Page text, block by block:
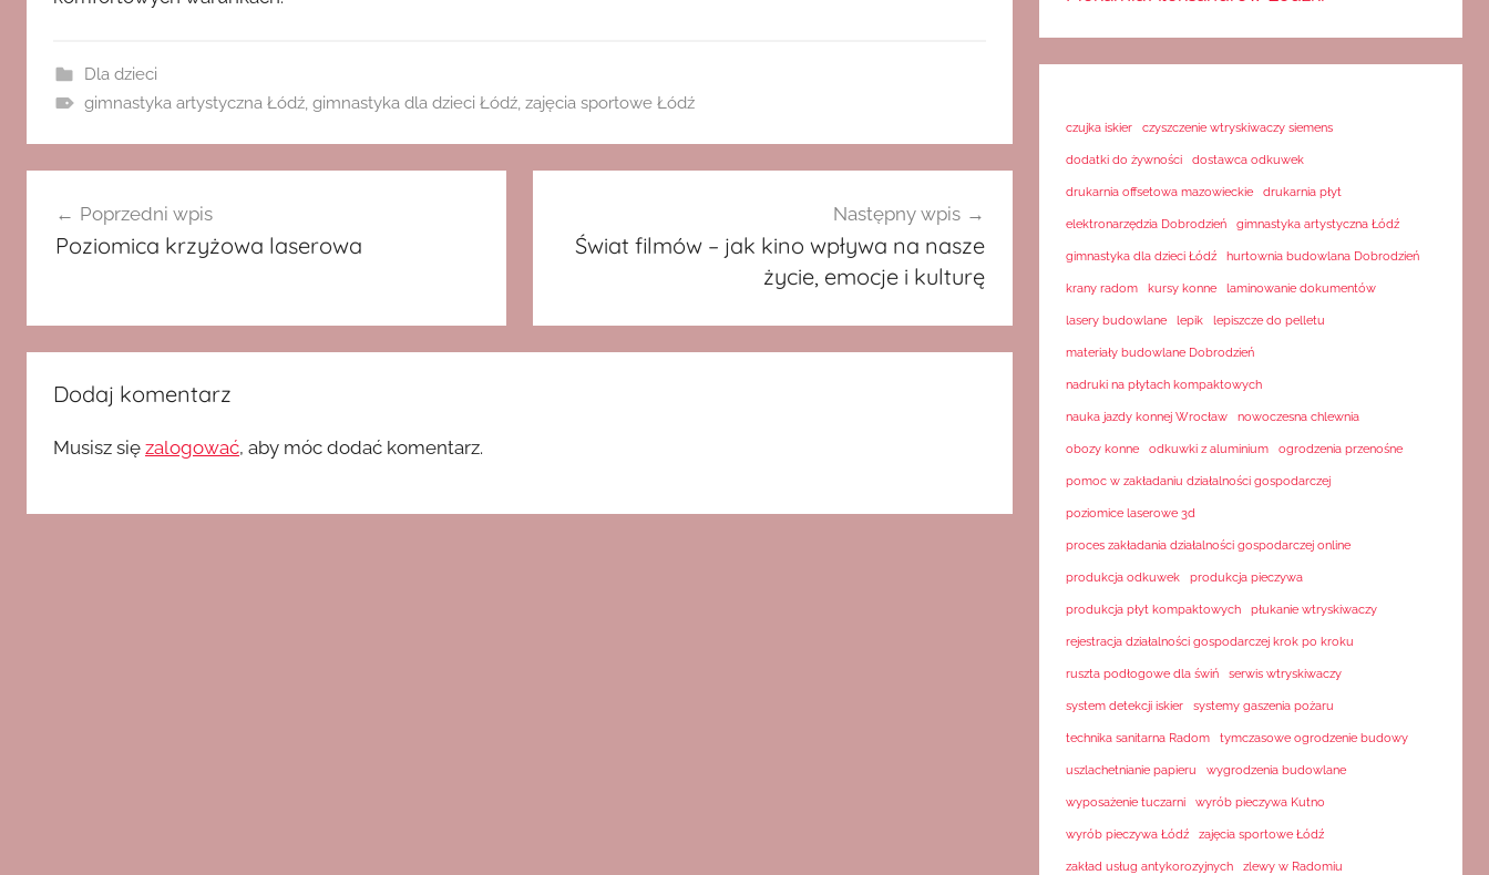
Dla dzieci
gimnastyka artystyczna Łódź, gimnastyka dla dzieci Łódź, zajęcia sportowe Łódź
wpisuPoprzedni wpis
Poziomica krzyżowa laserowa
Następny wpis
Świat filmów – jak kino wpływa na nasze
życie, emocje i kulturę
Dodaj komentarz
Musisz się zalogować, aby móc dodać komentarz.
czujka iskier czyszczenie wtryskiwaczy siemens
dodatki do żywności dostawca odkuwek
drukarnia offsetowa mazowieckie drukarnia płyt
elektronarzędzia Dobrodzień gimnastyka artystyczna Łódź
gimnastyka dla dzieci Łódź hurtownia budowlana Dobrodzień
krany radom kursy konne laminowanie dokumentów
lasery budowlane lepik lepiszcze do pelletu
materiały budowlane Dobrodzień
nadruki na płytach kompaktowych
nauka jazdy konnej Wrocław nowoczesna chlewnia
obozy konne odkuwki z aluminium ogrodzenia przenośne
pomoc w zakładaniu działalności gospodarczej
poziomice laserowe 3d
proces zakładania działalności gospodarczej online
produkcja odkuwek produkcja pieczywa
produkcja płyt kompaktowych płukanie wtryskiwaczy
rejestracja działalności gospodarczej krok po kroku
ruszta podłogowe dla świń serwis wtryskiwaczy
system detekcji iskier systemy gaszenia pożaru
technika sanitarna Radom tymczasowe ogrodzenie budowy
uszlachetnianie papieru wygrodzenia budowlane
wyposażenie tuczarni wyrób pieczywa Kutno
wyrób pieczywa Łódź zajęcia sportowe Łódź
zakład usług antykorozyjnych zlewy w Radomiu